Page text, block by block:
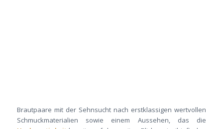
Brautpaare mit der Sehnsucht nach erstklassigen wertvollen
Schmuckmaterialien sowie einem Aussehen, das die